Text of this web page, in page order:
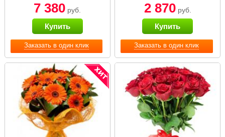
Заказать в один клик
7 380 руб.
Купить
Заказать в один клик
2 870руб.
Купить